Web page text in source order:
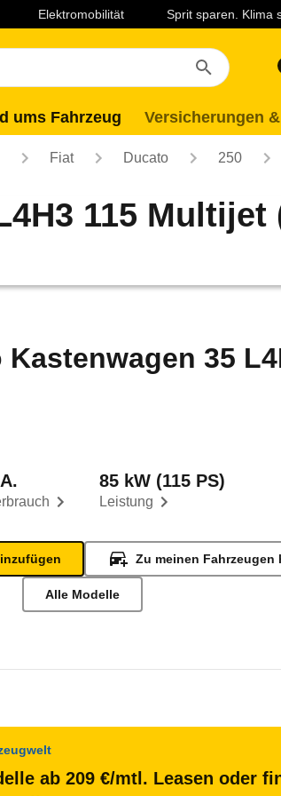
Elektromobilität Sprit sparen. Klima
ums Fahrzeug Versicherungen
Fiat Ducato 250
115 Multijet
35
Leistung
85 kW (115 PS)
Zu meinen Fahrzeugen
Alle Modelle
ab 209 €/mtl. Leasen oder